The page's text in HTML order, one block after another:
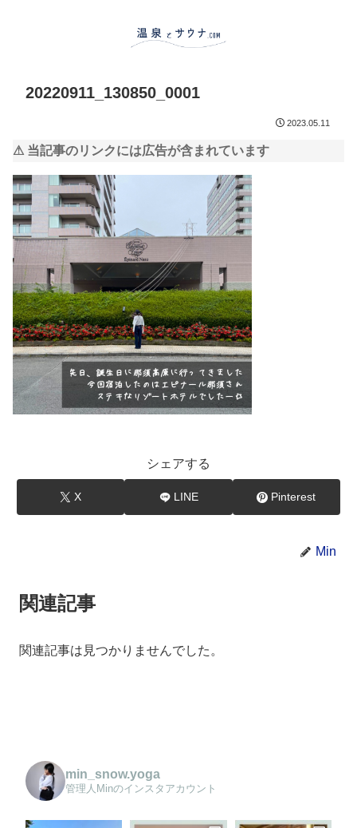
20220911_130850_0001
2023.05.11
⚠ 当記事のリンクには広告が含まれています
シェアする
X LINE Pinterest
Min
関連記事
関連記事は見つかりませんでした。
min_snow.yoga
管理人Minのインスタアカウント